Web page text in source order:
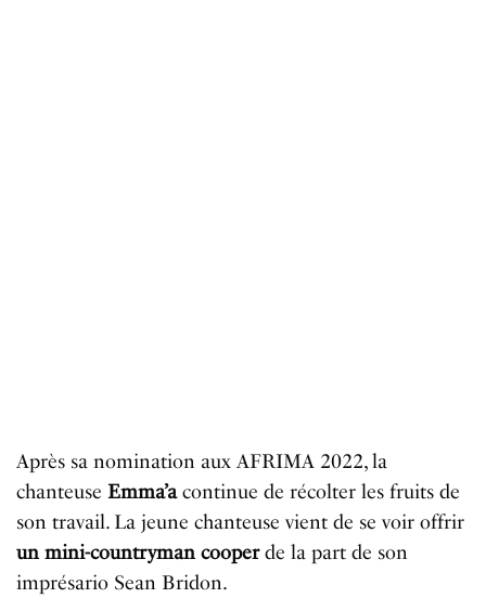
Après sa nomination aux AFRIMA 2022, la
chanteuse Emma’a continue de récolter les fruits de
son travail.Lajeune chanteuse vient de se voir offrir
un mini-countryman cooper de la part de son
imprésario Sean Bridon.